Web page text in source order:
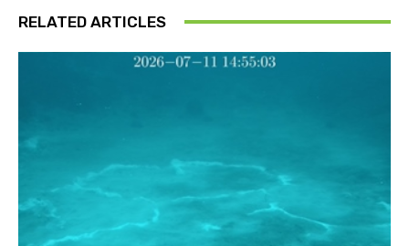
RELATED ARTICLES